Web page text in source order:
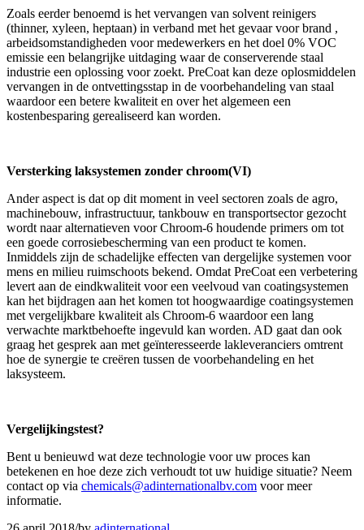
Zoals eerder benoemd is het vervangen van solvent reinigers
(thinner, xyleen, heptaan) in verband met het gevaar voor brand ,
arbeidsomstandigheden voor medewerkers en het doel 0% VOC
emissie een belangrijke uitdaging waar de conserverende staal
industrie een oplossing voor zoekt. PreCoat kan deze oplosmiddelen
vervangen in de ontvettingsstap in de voorbehandeling van staal
waardoor een betere kwaliteit en over het algemeen een
kostenbesparing gerealiseerd kan worden.
Versterking laksystemen zonder chroom(VI)
Ander aspect is dat op dit moment in veel sectoren zoals de agro,
machinebouw, infrastructuur, tankbouw en transportsector gezocht
wordt naar alternatieven voor Chroom-6 houdende primers om tot
een goede corrosiebescherming van een product te komen.
Inmiddels zijn de schadelijke effecten van dergelijke systemen voor
mens en milieu ruimschoots bekend. Omdat PreCoat een verbetering
levert aan de eindkwaliteit voor een veelvoud van coatingsystemen
kan het bijdragen aan het komen tot hoogwaardige coatingsystemen
met vergelijkbare kwaliteit als Chroom-6 waardoor een lang
verwachte marktbehoefte ingevuld kan worden. AD gaat dan ook
graag het gesprek aan met geïnteresseerde lakleveranciers omtrent
hoe de synergie te creëren tussen de voorbehandeling en het
laksysteem.
Vergelijkingstest?
Bent u benieuwd wat deze technologie voor uw proces kan
betekenen en hoe deze zich verhoudt tot uw huidige situatie? Neem
contact op via chemicals@adinternationalbv.com voor meer
informatie.